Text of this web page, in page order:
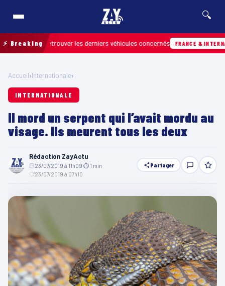
🔍
⚡ Breaking
pour retrouver les derniers véhicules concernés FRANCE &
Accueil›Internationale›
INTERNATIONALE
Il mord un serpent qui l’avait mordu au
visage. Ils meurent tous les deux
Rédaction ZayActu
23/07/2019 à 11h09 ⏱ 1 min
23/07/2019 à 07h10
Partager